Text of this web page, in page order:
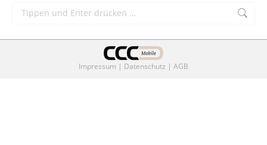
Search:
Impressum | Datenschutz | AGB